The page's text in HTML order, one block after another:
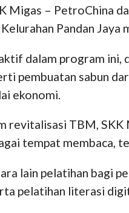
Migas – PetroChina
Pandan
dalam program ini,
pembuatan sabun
ekonomi.
revitalisasi TBM, SKK
tempat membaca,
lain pelatihan bagi
pelatihan literasi